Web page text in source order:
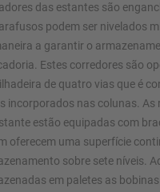
das estantes são
podem ser nivelados
a garantir o
Estes corredores são
de quatro vias que é
incorporados nas colunas. As
estão equipadas com
oferecem uma superfície
sobre sete níveis.
em paletes as